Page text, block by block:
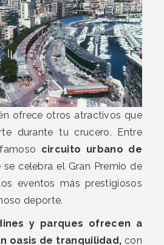
ofrece otros atractivos que
durante tu crucero. Entre
circuito urbano de
se celebra el Gran Premio de
eventos más prestigiosos
deporte.
y parques ofrecen a
oasis de tranquilidad, con